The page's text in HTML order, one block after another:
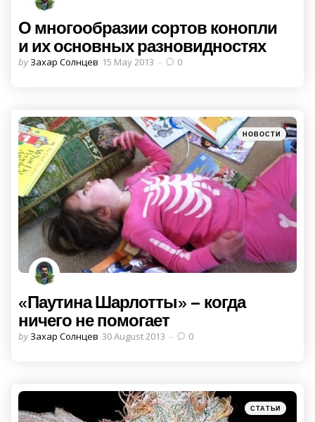
О многообразии сортов конопли
и их основных разновидностях
Posted
by Захар Солнцев 15 May 2013 0
Categories
Posted
in
НОВОСТИ
«Паутина Шарлотты» – когда
ничего не помогает
Posted
by Захар Солнцев 30 August 2013 0
Categories
Posted
in
СТАТЬИ